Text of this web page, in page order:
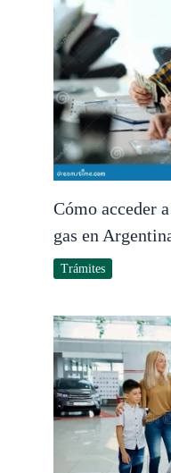
Cómo acceder
gas en
Trámites